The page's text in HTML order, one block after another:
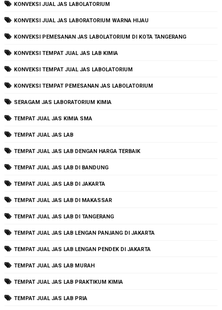
KONVEKSI JUAL JAS LABOLATORIUM
KONVEKSI JUAL JAS LABORATORIUM WARNA HIJAU
KONVEKSI PEMESANAN JAS LABOLATORIUM DI KOTA TANGERANG
KONVEKSI TEMPAT JUAL JAS LAB KIMIA
KONVEKSI TEMPAT JUAL JAS LABOLATORIUM
KONVEKSI TEMPAT PEMESANAN JAS LABOLATORIUM
SERAGAM JAS LABORATORIUM KIMIA
TEMPAT JUAL JAS KIMIA SMA
TEMPAT JUAL JAS LAB
TEMPAT JUAL JAS LAB DENGAN HARGA TERBAIK
TEMPAT JUAL JAS LAB DI BANDUNG
TEMPAT JUAL JAS LAB DI JAKARTA
TEMPAT JUAL JAS LAB DI MAKASSAR
TEMPAT JUAL JAS LAB DI TANGERANG
TEMPAT JUAL JAS LAB LENGAN PANJANG DI JAKARTA
TEMPAT JUAL JAS LAB LENGAN PENDEK DI JAKARTA
TEMPAT JUAL JAS LAB MURAH
TEMPAT JUAL JAS LAB PRAKTIKUM KIMIA
TEMPAT JUAL JAS LAB PRIA